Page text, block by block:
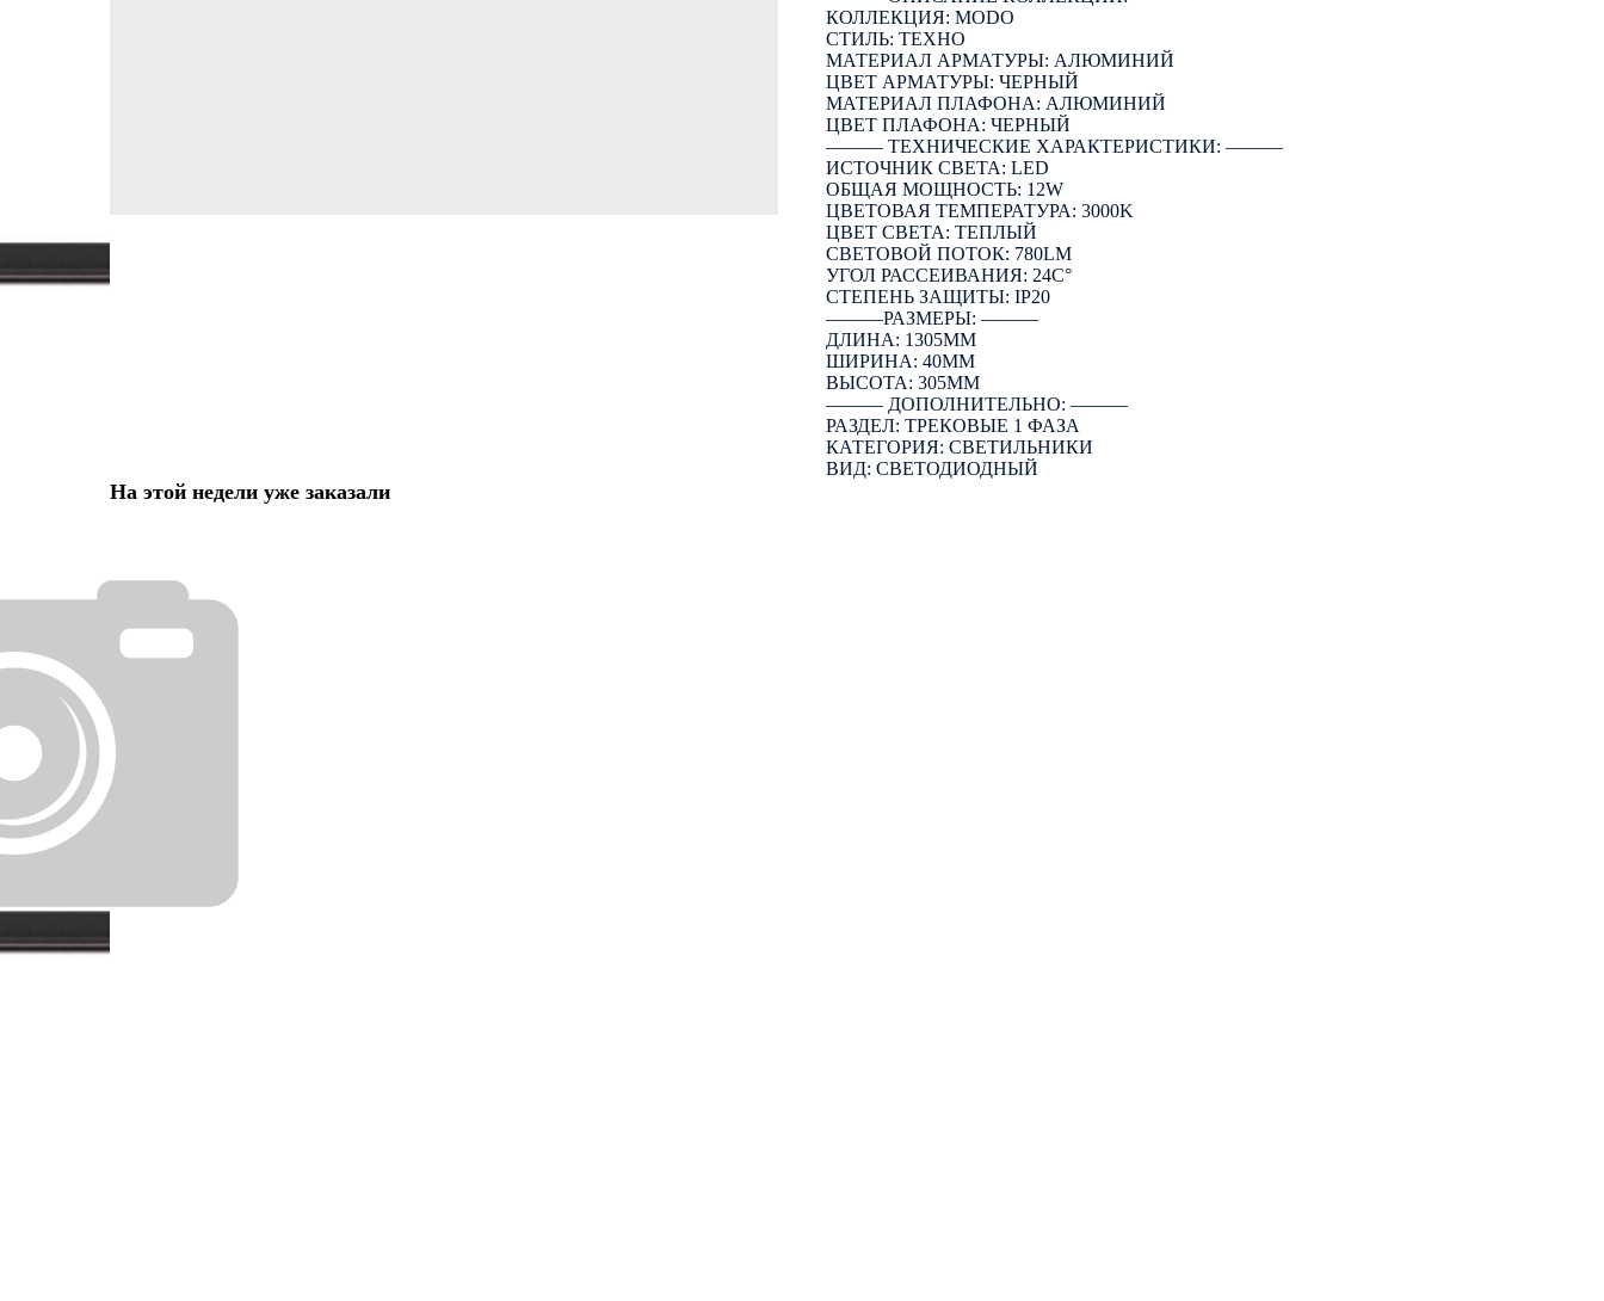
КОЛЛЕКЦИЯ: MODO
СТИЛЬ: ТЕХНО
МАТЕРИАЛ АРМАТУРЫ: АЛЮМИНИЙ
ЦВЕТ АРМАТУРЫ: ЧЕРНЫЙ
МАТЕРИАЛ ПЛАФОНА: АЛЮМИНИЙ
ЦВЕТ ПЛАФОНА: ЧЕРНЫЙ
――― ТЕХНИЧЕСКИЕ ХАРАКТЕРИСТИКИ: ―――
ИСТОЧНИК СВЕТА: LED
ОБЩАЯ МОЩНОСТЬ: 12W
ЦВЕТОВАЯ ТЕМПЕРАТУРА: 3000K
ЦВЕТ СВЕТА: ТЕПЛЫЙ
СВЕТОВОЙ ПОТОК: 780LM
УГОЛ РАССЕИВАНИЯ: 24C°
СТЕПЕНЬ ЗАЩИТЫ: IP20
―――РАЗМЕРЫ: ―――
ДЛИНА: 1305ММ
ШИРИНА: 40ММ
ВЫСОТА: 305ММ
――― ДОПОЛНИТЕЛЬНО: ―――
РАЗДЕЛ: ТРЕКОВЫЕ 1 ФАЗА
КАТЕГОРИЯ: СВЕТИЛЬНИКИ
ВИД: СВЕТОДИОДНЫЙ
На этой недели уже заказали